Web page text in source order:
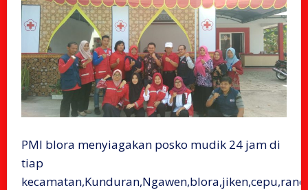
PMI blora menyiagakan posko mudik 24 jam di
tiap